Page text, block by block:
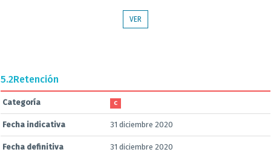
VER
5.2Retención
Categoría C
Fecha indicativa 31 diciembre 2020
Fecha definitiva 31 diciembre 2020